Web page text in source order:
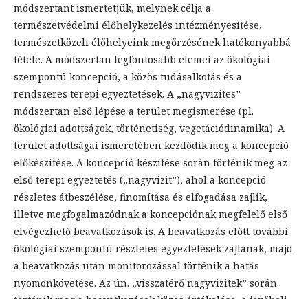
módszertant ismertetjük, melynek célja a
természetvédelmi élőhelykezelés intézményesítése,
természetközeli élőhelyeink megőrzésének hatékonyabbá
tétele. A módszertan legfontosabb elemei az ökológiai
szempontú koncepció, a közös tudásalkotás és a
rendszeres terepi egyeztetések. A „nagyvizites”
módszertan első lépése a terület megismerése (pl.
ökológiai adottságok, történetiség, vegetációdinamika). A
terület adottságai ismeretében kezdődik meg a koncepció
előkészítése. A koncepció készítése során történik meg az
első terepi egyeztetés („nagyvizit”), ahol a koncepció
részletes átbeszélése, finomítása és elfogadása zajlik,
illetve megfogalmazódnak a koncepciónak megfelelő első
elvégezhető beavatkozások is. A beavatkozás előtt további
ökológiai szempontú részletes egyeztetések zajlanak, majd
a beavatkozás után monitorozással történik a hatás
nyomonkövetése. Az ún. „visszatérő nagyvizitek” során